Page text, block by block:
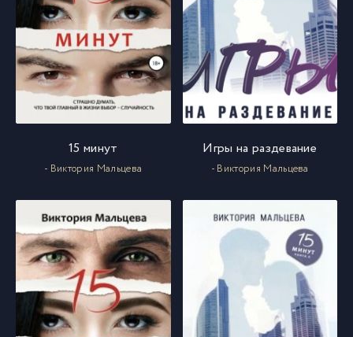
15 минут
- Виктория Мальцева
Игры на раздевание
- Виктория Мальцева